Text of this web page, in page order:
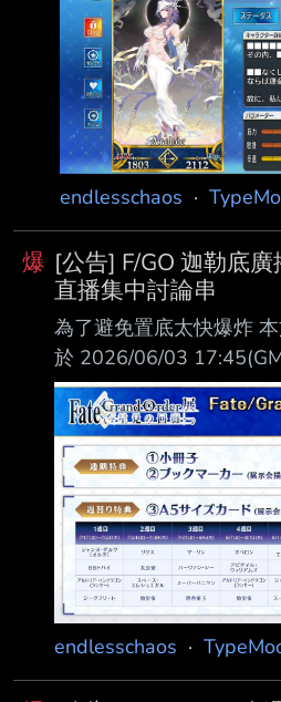
盤 Passto Chaldea」的
略順利！ -- --
endlesschaos ·
爆 [公告] F/GO 迦勒底
直播集中討論串
為了避免置底太快爆炸
於 2026/06/03
迦勒底廣播局 Vol.24新
盤 Passto Chaldea』 開
赤羽根健治、川澄綾子
黨梶田 直播連結
https://live.nicovideo.jp/
YouTube Live https://
X(Twitter) L
endlesschaos ·